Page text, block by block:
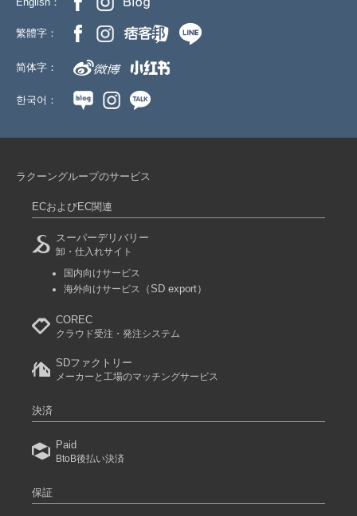
繁體字：
简体字：
한국어：
ラクーングループのサービス
ECおよびEC関連
スーパーデリバリー
卸・仕入れサイト
国内向けサービス
海外向けサービス
（SD export）
COREC
クラウド受注・発注システム
SDファクトリー
メーカーと工場のマッチングサービス
決済
Paid
BtoB後払い決済
保証